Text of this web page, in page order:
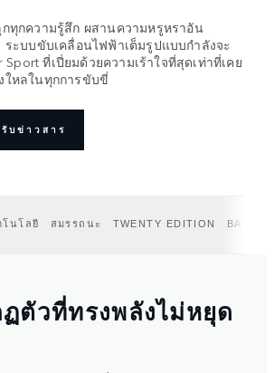
ทุกความรู้สึก ผสานความหรูหราอัน
ะบบขับเคลื่อนไฟฟ้าเต็มรูปแบบกำลังจะ
Sport ที่เปี่ยมด้วยความเร้าใจที่สุดเท่าที่เคย
ใหลในทุกการขับขี่
บข่าวสาร
โนโลยี สมรรถนะ TWENTY EDITION
ตัวที่ทรงพลังไม่หยุด